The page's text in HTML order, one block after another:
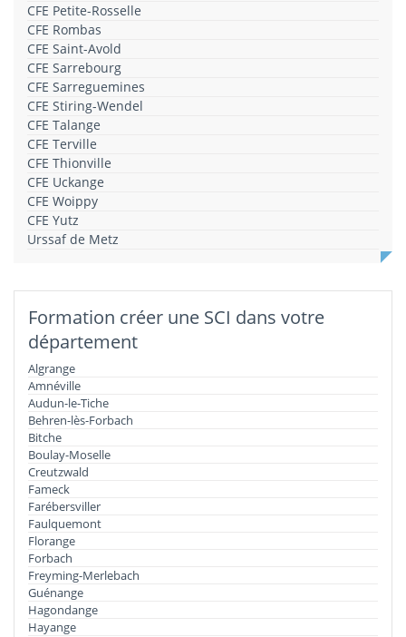
CFE Petite-Rosselle
CFE Rombas
CFE Saint-Avold
CFE Sarrebourg
CFE Sarreguemines
CFE Stiring-Wendel
CFE Talange
CFE Terville
CFE Thionville
CFE Uckange
CFE Woippy
CFE Yutz
Urssaf de Metz
Formation créer une SCI dans votre
département
Algrange
Amnéville
Audun-le-Tiche
Behren-lès-Forbach
Bitche
Boulay-Moselle
Creutzwald
Fameck
Farébersviller
Faulquemont
Florange
Forbach
Freyming-Merlebach
Guénange
Hagondange
Hayange